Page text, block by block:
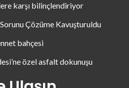
karşı bilinçlendiriyor
Çözüme Kavuşturuldu
bahçesi
özel asfalt dokunuşu